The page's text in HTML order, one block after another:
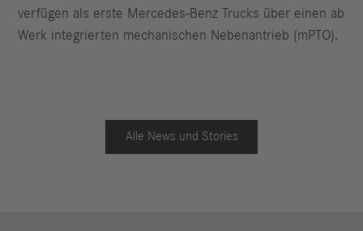
verfügen als erste Mercedes-Benz Trucks über einen ab
Werk integrierten mechanischen Nebenantrieb (mPTO).
Alle News und Stories